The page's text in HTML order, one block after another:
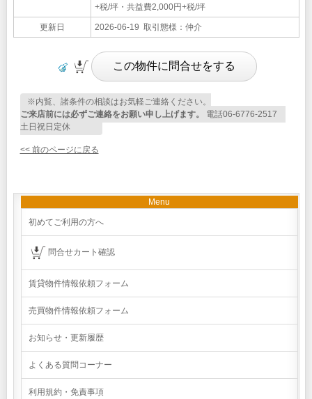
+税/坪・共益費2,000円+税/坪
更新日 2026-06-19 取引態様：仲介
※内覧、諸条件の相談はお気軽ご連絡ください。
ご来店前には必ずご連絡をお願い申し上げます。
電話06-6776-2517
土日祝日定休
<< 前のページに戻る
Menu
初めてご利用の方へ
問合せカート確認
賃貸物件情報依頼フォーム
売買物件情報依頼フォーム
お知らせ・更新履歴
よくある質問コーナー
利用規約・免責事項